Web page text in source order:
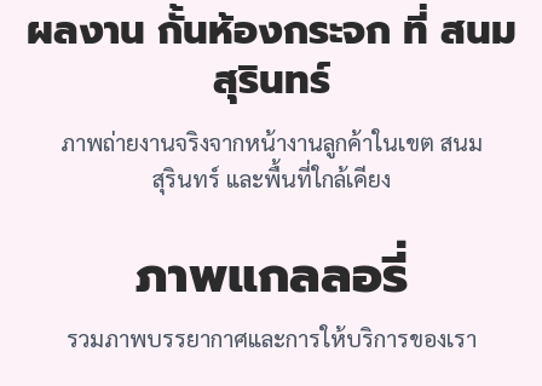
ผลงาน กั้นห้องกระจก ที่ สนม
สุรินทร์
ภาพถ่ายงานจริงจากหน้างานลูกค้าในเขต สนม
สุรินทร์ และพื้นที่ใกล้เคียง
ภาพแกลลอรี่
รวมภาพบรรยากาศและการให้บริการของเรา